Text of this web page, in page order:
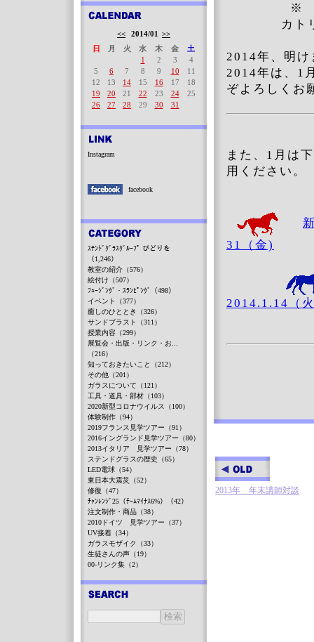
※
カト
2014年、明
2014年は、1
ぞよろしくお
また、1月は
用ください。
31（金)
2014.1.14（
2013年 年末講師対談
<< 2014/01 >>
日
月 火 水 木 金
土
1
2 3
4
5
6 7 8 9 10
11
12
13 14 15 16 17
18
19
20 21 22 23 24
25
26
27 28 29 30 31
Instagram
facebook
ｽﾃﾝﾄﾞｸﾞﾗｽｸﾞﾙｰﾌﾟ びどりを
（1,246）
教室の紹介（576）
絵付け（507）
ﾌｭｰｼﾞﾝｸﾞ・ｽﾗﾝﾋﾟﾝｸﾞ（498）
イベント（377）
癒しのひととき（326）
サンドブラスト（311）
授業内容（299）
展覧会・出版・リンク・お...
（216）
知っておきたいこと（212）
その他（201）
ガラスについて（121）
工具・道具・部材（103）
2020新型コロナウイルス（100）
体験制作（94）
2019フランス見学ツアー（91）
2016イングランド見学ツアー（80）
2013イタリア 見学ツアー（78）
ステンドグラスの歴史（65）
LED電球（54）
東日本大震災（52）
修復（47）
ﾁｬﾝﾚﾝｼﾞ25（ﾁｰﾑﾏｲﾅｽ6%）（42）
注文制作・商品（38）
2010ドイツ 見学ツアー（37）
UV接着（34）
ガラスモザイク（33）
生徒さんの声（19）
00-リンク集（2）